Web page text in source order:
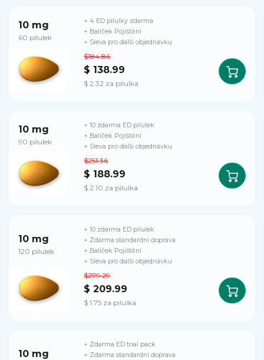
10 mg
60 pilulek
$184.86
$ 138.99
$ 2.32 za pilulka
+ 4 ED pilulky zdarma
+ Balíček Pojištění
+ Sleva pro další objednávku
10 mg
90 pilulek
$251.36
$ 188.99
$ 2.10 za pilulka
+ 10 zdarma ED pilulek
+ Balíček Pojištění
+ Sleva pro další objednávku
10 mg
120 pilulek
$279.29
$ 209.99
$ 1.75 za pilulka
+ 10 zdarma ED pilulek
+ Zdarma standardní doprava
+ Balíček Pojištění
+ Sleva pro další objednávku
10 mg
+ Zdarma ED trial pack
+ Zdarma standardní doprava